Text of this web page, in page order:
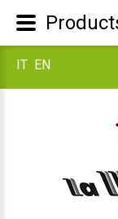
IT EN